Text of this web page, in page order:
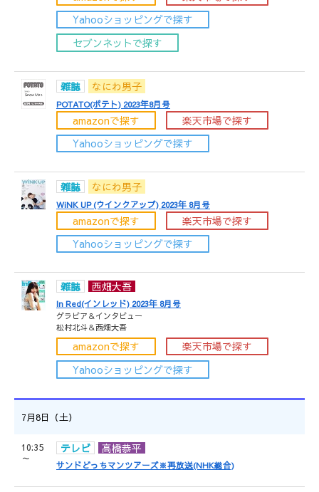
Yahooショッピングで探す
セブンネットで探す
雑誌 なにわ男子
POTATO(ポテト) 2023年8月号
amazonで探す
楽天市場で探す
Yahooショッピングで探す
雑誌 なにわ男子
WiNK UP (ウインクアップ) 2023年 8月号
amazonで探す
楽天市場で探す
Yahooショッピングで探す
雑誌 西畑大吾
In Red(インレッド) 2023年 8月号
グラビア＆インタビュー
松村北斗＆西畑大吾
amazonで探す
楽天市場で探す
Yahooショッピングで探す
7月8日（土）
10:35
～
テレビ 高橋恭平
サンドどっちマンツアーズ※再放送(NHK総合)